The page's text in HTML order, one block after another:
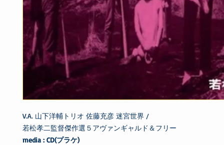
V.A. 山下洋輔トリオ 佐藤充彦 迷宮世界 /
若松孝二監督傑作選５アヴァンギャルド＆フリー
media : CD(プラケ)